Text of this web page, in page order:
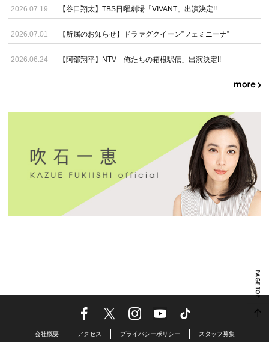
2026.07.19 【谷口翔太】TBS日曜劇場「VIVANT」出演決定!!
2026.07.01 【所属のお知らせ】ドラァグクイーン”フェミニーナ”
2026.06.24 【阿部翔平】NTV「俺たちの箱根駅伝」出演決定!!
会社概要 アクセス プライバシーポリシー スタッフ募集